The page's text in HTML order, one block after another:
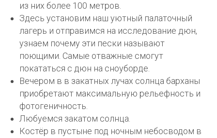
из них более 100 метров.
Здесь установим наш уютный палаточный
лагерь и отправимся на исследование дюн,
узнаем почему эти пески называют
поющими. Самые отважные смогут
покататься с дюн на сноуборде.
Вечером в в закатных лучах солнца барханы
приобретают максимальную рельефность и
фотогеничность.
Любуемся закатом солнца.
Костёр в пустыне под ночным небосводом в